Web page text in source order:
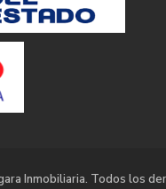
Inmobiliaria. Todos los